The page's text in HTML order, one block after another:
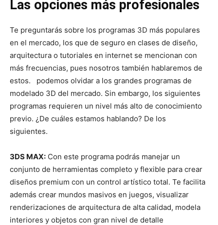
Las opciones más profesionales
Te preguntarás sobre los programas 3D más populares
en el mercado, los que de seguro en clases de diseño,
arquitectura o tutoriales en internet se mencionan con
más frecuencias, pues nosotros también hablaremos de
estos. podemos olvidar a los grandes programas de
modelado 3D del mercado. Sin embargo, los siguientes
programas requieren un nivel más alto de conocimiento
previo. ¿De cuáles estamos hablando? De los
siguientes.
3DS MAX: Con este programa podrás manejar un
conjunto de herramientas completo y flexible para crear
diseños premium con un control artístico total. Te facilita
además crear mundos masivos en juegos, visualizar
renderizaciones de arquitectura de alta calidad, modela
interiores y objetos con gran nivel de detalle